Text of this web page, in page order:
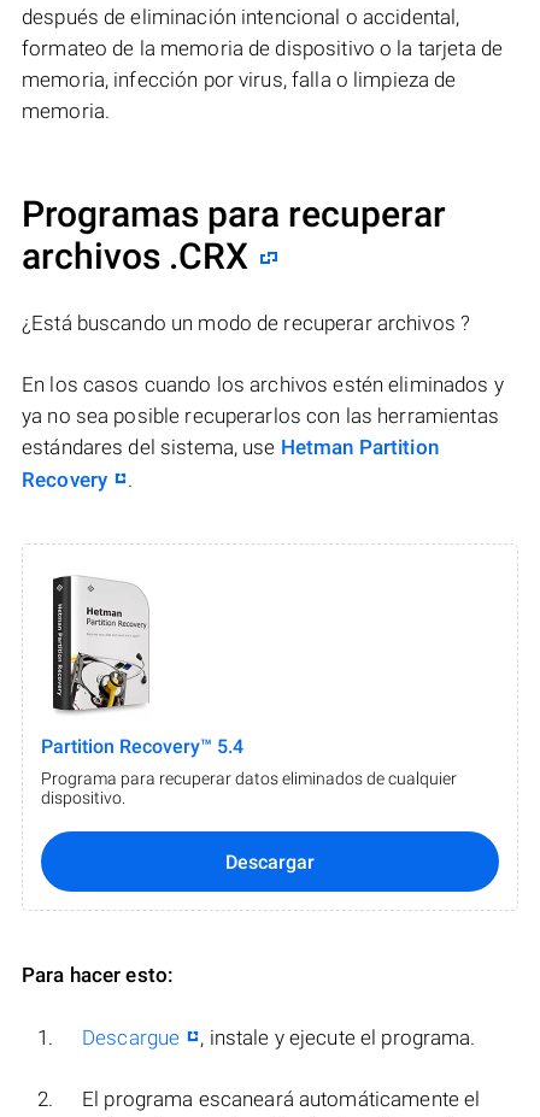
después de eliminación intencional o accidental,
formateo de la memoria de dispositivo o la tarjeta de
memoria, infección por virus, falla o limpieza de
memoria.
Programas para recuperar
archivos .CRX
¿Está buscando un modo de recuperar archivos ?
En los casos cuando los archivos estén eliminados y
ya no sea posible recuperarlos con las herramientas
estándares del sistema, use Hetman Partition
Recovery
.
Partition Recovery™ 5.4
Programa para recuperar datos eliminados de cualquier
dispositivo.
Descargar
Para hacer esto:
Descargue , instale y ejecute el programa.
El programa escaneará automáticamente el